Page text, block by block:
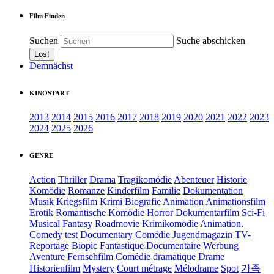
Film Finden
Suchen Suche abschicken
Demnächst
KINOSTART
2013 2014 2015 2016 2017 2018 2019 2020 2021 2022 2023
2024 2025 2026
GENRE
Action Thriller Drama Tragikomödie Abenteuer Historie
Komödie Romanze Kinderfilm Familie Dokumentation
Musik Kriegsfilm Krimi Biografie Animation Animationsfilm
Erotik Romantische Komödie Horror Dokumentarfilm Sci-Fi
Musical Fantasy Roadmovie Krimikomödie Animation.
Comedy test Documentary Comédie Jugendmagazin TV-
Reportage Biopic Fantastique Documentaire Werbung
Aventure Fernsehfilm Comédie dramatique Drame
Historienfilm Mystery Court métrage Mélodrame Spot 가족